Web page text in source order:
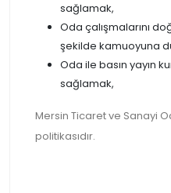
sağlamak,
Oda çalışmalarını
şekilde kamuoyuna
Oda ile basın yayın
sağlamak,
Mersin Ticaret ve Sanayi
politikasıdır.